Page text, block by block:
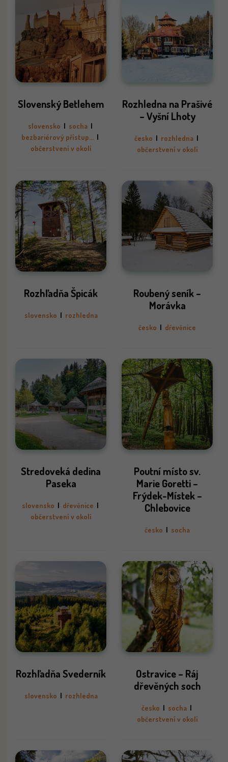
Slovenský Betlehem
slovensko socha
bezbariérový přístup...
občerstvení v okolí
Rozhledna na Prašivé
– Vyšní Lhoty
česko rozhledna
občerstvení v okolí
Rozhľadňa Špicák
slovensko rozhledna
Roubený seník –
Morávka
česko dřevěnice
Stredoveká dedina
Paseka
slovensko dřevěnice
občerstvení v okolí
Poutní místo sv.
Marie Goretti –
Frýdek-Místek –
Chlebovice
česko socha
Rozhľadňa Svederník
slovensko rozhledna
Ostravice – Ráj
dřevěných soch
česko socha
občerstvení v okolí